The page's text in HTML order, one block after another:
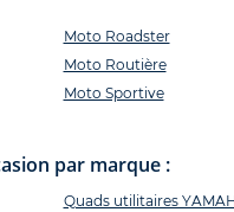
Moto Roadster
Moto Routière
Moto Sportive
par marque :
Quads utilitaires